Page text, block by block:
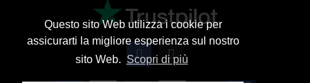
Questo sito Web utilizza i cookie per
assicurarti la migliore esperienza sul nostro
sito Web. Scopri di più